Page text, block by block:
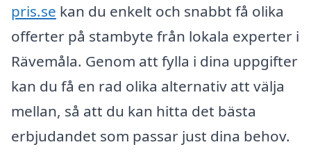
pris.se kan du enkelt och snabbt få olika
offerter på stambyte från lokala experter i
Rävemåla. Genom att fylla i dina uppgifter
kan du få en rad olika alternativ att välja
mellan, så att du kan hitta det bästa
erbjudandet som passar just dina behov.